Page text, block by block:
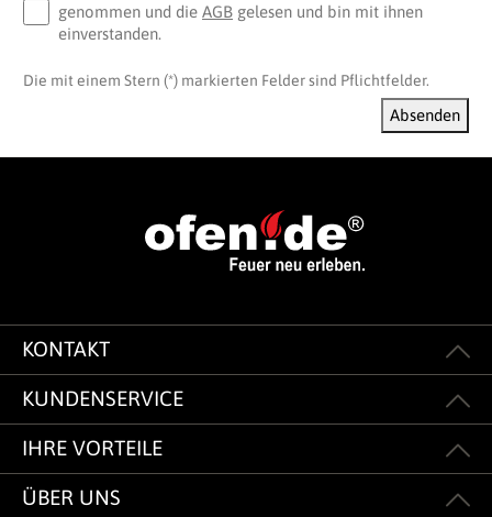
genommen und die AGB gelesen und bin mit ihnen
einverstanden.
Die mit einem Stern (*) markierten Felder sind Pflichtfelder.
Absenden
KONTAKT
KUNDENSERVICE
IHRE VORTEILE
ÜBER UNS